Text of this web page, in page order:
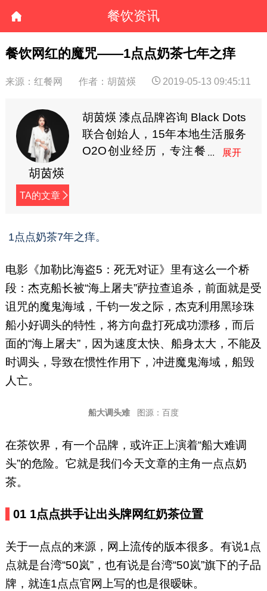
餐饮资讯
餐饮网红的魔咒——1点点奶茶七年之痒
来源：红餐网 作者：胡茵煐 2019-05-13 09:45:11
胡茵煐
TA的文章
胡茵煐 漆点品牌咨询 Black Dots
联合创始人，15年本地生活服务
O2O创业经历，专注餐
样、蘇小柳点心专门店、陈记顺
佳林开心梦工场等品牌。（微信
号：yuelaoban）
1点点奶茶7年之痒。
电影《加勒比海盗5：死无对证》里有这么一个桥
段：杰克船长被“海上屠夫”萨拉查追杀，前面就是受
诅咒的魔鬼海域，千钧一发之际，杰克利用黑珍珠
船小好调头的特性，将方向盘打死成功漂移，而后
面的“海上屠夫”，因为速度太快、船身太大，不能及
时调头，导致在惯性作用下，冲进魔鬼海域，船毁
人亡。
船大调头难 图源：百度
在茶饮界，有一个品牌，或许正上演着“船大难调
头”的危险。它就是我们今天文章的主角一点点奶
茶。
01 1点点拱手让出头牌网红奶茶位置
关于一点点的来源，网上流传的版本很多。有说1点
点就是台湾“50岚”，也有说是台湾“50岚”旗下的子品
牌，就连1点点官网上写的也是很暧昧。